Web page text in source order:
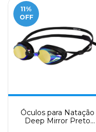
11%
OFF
Óculos para Natação
Deep Mirror Preto